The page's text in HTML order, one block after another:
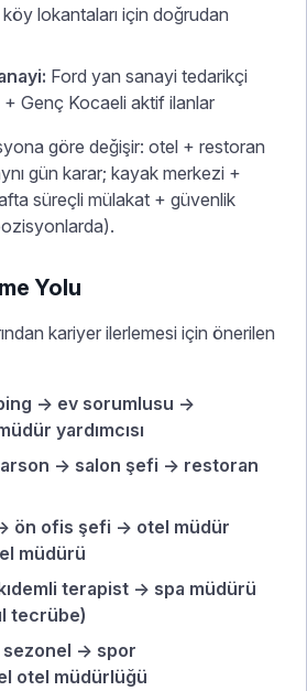
lokantaları için doğrudan
Ford yan sanayi tedarikçi
Genç Kocaeli aktif ilanlar
göre değişir: otel + restoran
gün karar; kayak merkezi +
süreçli mülakat + güvenlik
Yolu
kariyer ilerlemesi için önerilen
→ ev sorumlusu →
yardımcısı
→ salon şefi → restoran
ön ofis şefi → otel müdür
müdürü
terapist → spa müdürü
tecrübe)
sezonel → spor
otel müdürlüğü